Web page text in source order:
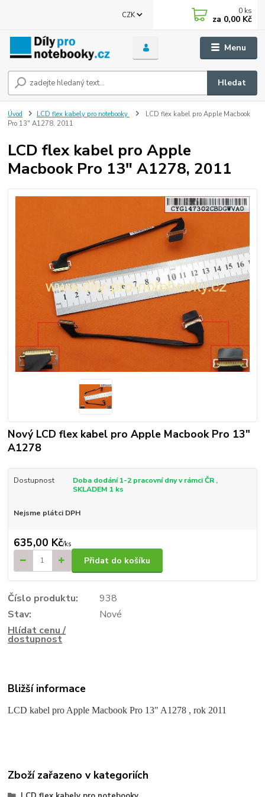
Menu
CZK
Hledat
0 ks
za 0,00 Kč
Úvod LCD flex kabely pro notebooky
LCD flex kabel pro Apple Macbook
Pro 13" A1278, 2011
LCD flex kabel pro Apple
Macbook Pro 13" A1278, 2011
Nový LCD flex kabel pro Apple Macbook Pro 13"
A1278
Dostupnost
Doba dodání 1-2 pracovní dny v rámci ČR ,
SKLADEM 1 ks
Nejsme plátci DPH
635,00 Kč/ks
Přidat do košíku
Číslo produktu:
938
Stav:
Nové
Hlídat cenu /
dostupnost
Bližší informace
LCD kabel pro Apple Macbook Pro 13" A1278 , rok 2011
Zboží zařazeno v kategoriích